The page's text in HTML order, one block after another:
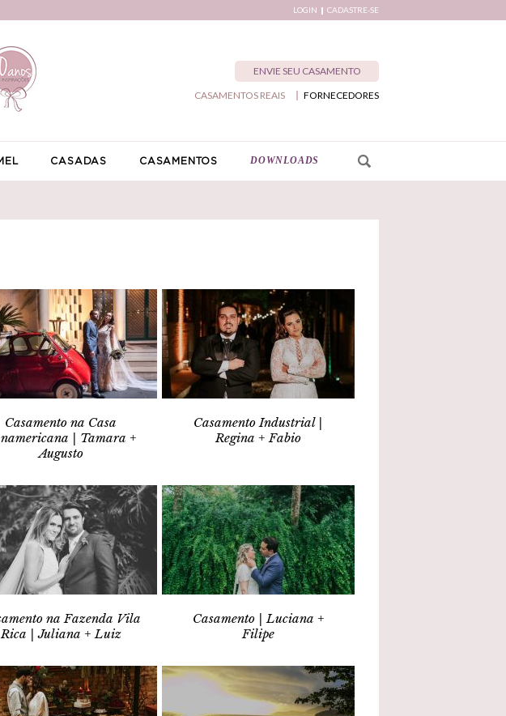
LOGIN CADASTRE-SE
ENVIE SEU CASAMENTO
FORNECEDORES
CASAMENTOS REAIS
CASADAS CASAMENTOS DOWNLOADS
Casamento na Casa
| Tamara +
Augusto
Casamento Industrial |
Regina + Fabio
na Fazenda Vila
Rica | Juliana + Luiz
Casamento | Luciana +
Filipe